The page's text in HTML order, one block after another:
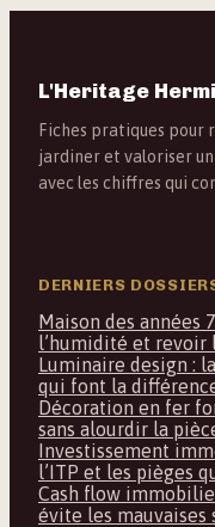
L'Heritage
Fiches pratiques pour
jardiner et valoriser
avec les chiffres qui
DERNIERS
Maison des années
l’humidité et revoir
Luminaire design :
qui font la
Décoration en fer
sans alourdir la
Investissement
l’ITP et les pièges
Cash flow
évite les mauvaises